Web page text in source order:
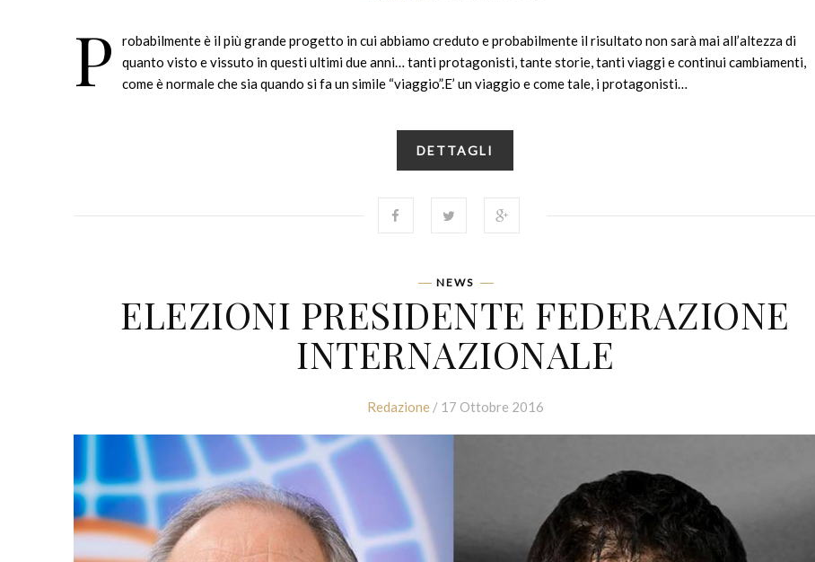
P
robabilmente è il più grande progetto in cui abbiamo creduto e probabilmente il risultato non sarà mai all’altezza di
quanto visto e vissuto in questi ultimi due anni… tanti protagonisti, tante storie, tanti viaggi e continui cambiamenti,
come è normale che sia quando si fa un simile “viaggio”.E’ un viaggio e come tale, i protagonisti…
DETTAGLI
NEWS
ELEZIONI PRESIDENTE FEDERAZIONE
INTERNAZIONALE
Redazione/ 17 Ottobre 2016